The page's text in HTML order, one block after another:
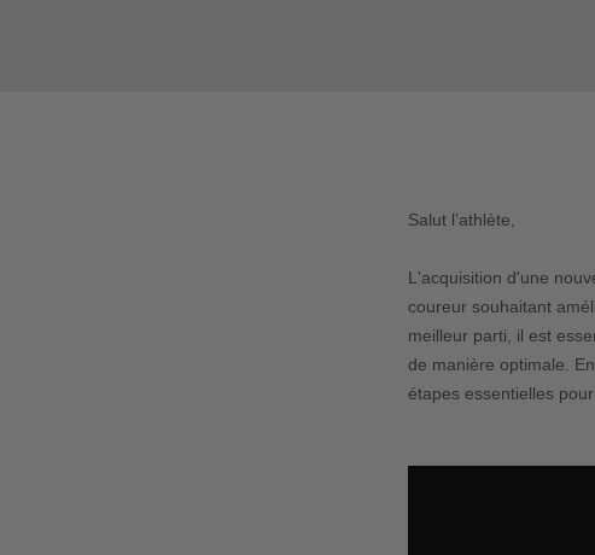
Salut l’athlète,
L'acquisition d'une
coureur souhaitant
meilleur parti, il est
de manière optimale.
étapes essentielles